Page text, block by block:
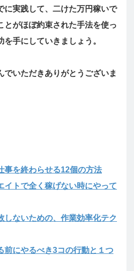
実践して、 二けた万円稼いで
とがほぼ約束された手法を使っ
を手にしていきましょう。
でいただきありがとうございま
事を終わらせる12個の方法
イトで全く稼げない時にやって
しないための、作業効率化テク
前にやるべき3コの行動と１つ